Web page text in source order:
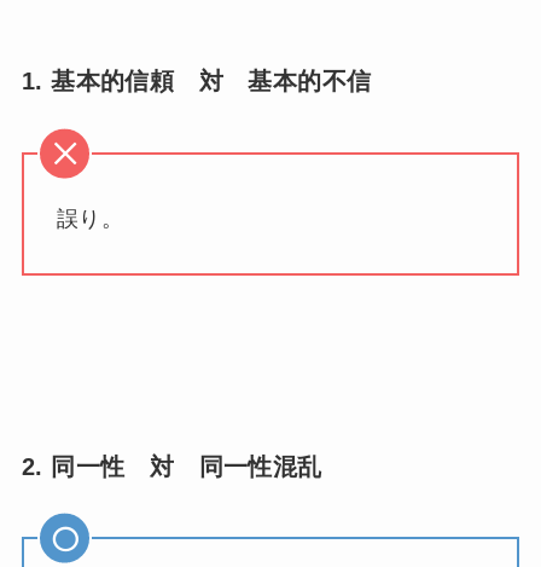
1. 基本的信頼 対 基本的不信
誤り。
2. 同一性 対 同一性混乱